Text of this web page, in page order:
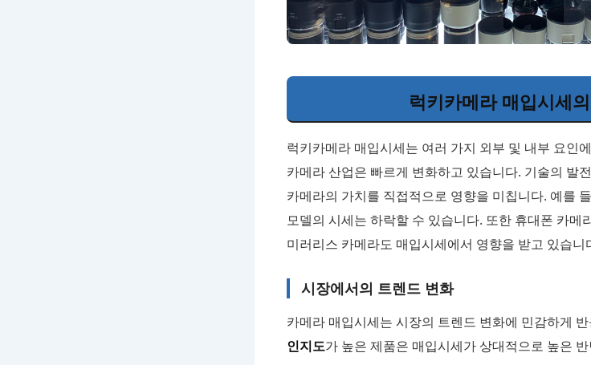
럭키카메라 매입시세
럭키카메라 매입시세는 여러 가지 외부 및 내부 요인
카메라 산업은 빠르게 변화하고 있습니다. 기술의 발
카메라의 가치를 직접적으로 영향을 미칩니다. 예를
모델의 시세는 하락할 수 있습니다. 또한 휴대폰 카메
미러리스 카메라도 매입시세에서 영향을 받고 있습니
시장에서의 트렌드 변화
카메라 매입시세는 시장의 트렌드 변화에 민감하게
인지도가 높은 제품은 매입시세가 상대적으로 높은